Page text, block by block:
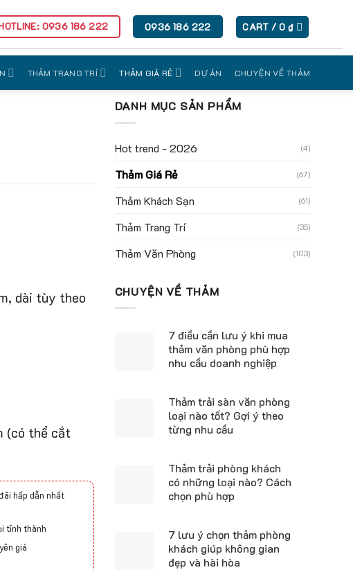
0936 186 222 0936 186 222 CART /0 ₫
THẢM TRANG TRÍ THẢM GIÁ RẺ DỰ ÁN CHUYỆN VỀ THẢM
dài tùy theo
(có thể cắt
hấp dẫn nhất
tỉnh thành
giá
DANH MỤC SẢN PHẨM
Hot trend - 2026 (4)
Thảm Giá Rẻ (67)
Thảm Khách Sạn (61)
Thảm Trang Trí (35)
Thảm Văn Phòng (103)
CHUYỆN VỀ THẢM
7 điều cần lưu ý khi mua
thảm văn phòng phù hợp
nhu cầu doanh nghiệp
Thảm trải sàn văn phòng
loại nào tốt? Gợi ý theo
từng nhu cầu
Thảm trải phòng khách
có những loại nào? Cách
chọn phù hợp
7 lưu ý chọn thảm phòng
khách giúp không gian
đẹp và hài hòa